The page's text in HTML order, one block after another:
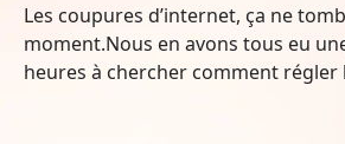
Les coupures d’internet, ça ne
moment.Nous en avons tous eu
heures à chercher comment régler